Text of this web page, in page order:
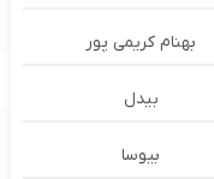
بهنام کریمی پور
بیدل
بیوسا